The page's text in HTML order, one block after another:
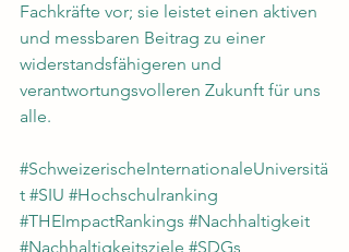
Fachkräfte vor; sie leistet einen aktiven
und messbaren Beitrag zu einer
widerstandsfähigeren und
verantwortungsvolleren Zukunft für uns
alle.
#SchweizerischeInternationaleUniversitä
t #SIU #Hochschulranking
#THEImpactRankings #Nachhaltigkeit
#Nachhaltigkeitsziele #SDGs